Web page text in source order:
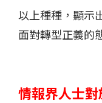
以上種種，顯示
面對轉型正義的
情報界人士